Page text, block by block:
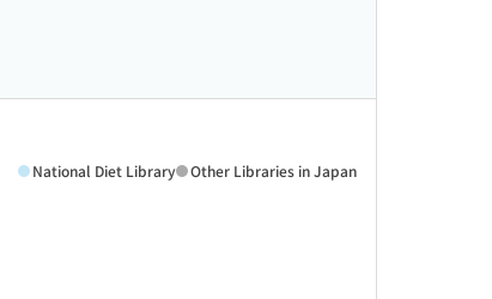
National Diet Library Other Libraries in Japan